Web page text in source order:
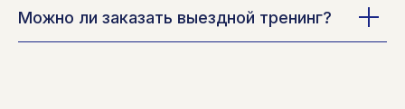
Можно ли заказать выездной тренинг?